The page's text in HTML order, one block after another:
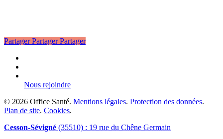
Partager Partager Partager
Nous rejoindre
© 2026 Office Santé. Mentions légales. Protection des données.
Plan de site. Cookies.
Close
Cesson-Sévigné (35510) : 19 rue du Chêne Germain